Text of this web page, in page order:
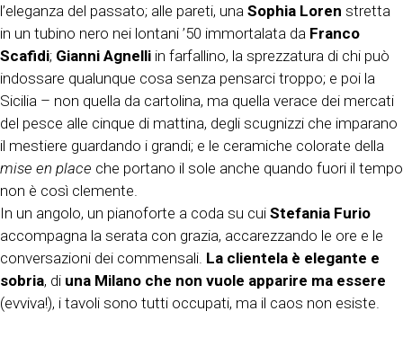
l’eleganza del passato; alle pareti, una Sophia Loren stretta
in un tubino nero nei lontani ’50 immortalata da Franco
Scafidi; Gianni Agnelli in farfallino, la sprezzatura di chi può
indossare qualunque cosa senza pensarci troppo; e poi la
Sicilia – non quella da cartolina, ma quella verace dei mercati
del pesce alle cinque di mattina, degli scugnizzi che imparano
il mestiere guardando i grandi; e le ceramiche colorate della
mise en place che portano il sole anche quando fuori il tempo
non è così clemente.
In un angolo, un pianoforte a coda su cui Stefania Furio
accompagna la serata con grazia, accarezzando le ore e le
conversazioni dei commensali. La clientela è elegante e
sobria, di una Milano che non vuole apparire ma essere
(evviva!), i tavoli sono tutti occupati, ma il caos non esiste.